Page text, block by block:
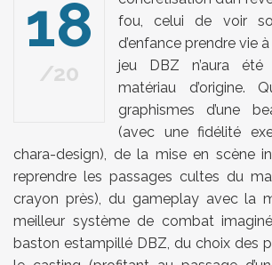
18
20
fou, celui de voir
d’enfance prendre vie à
jeu DBZ n’aura
matériau d’origine.
graphismes d’une
(avec une fidélité
chara-design), de la mise en scène
reprendre les passages cultes du
crayon près), du gameplay avec la
meilleur système de combat
baston estampillé DBZ, du choix des